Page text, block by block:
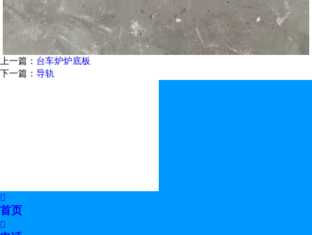
上一篇： 台车炉炉底板
下一篇： 导轨

首页
